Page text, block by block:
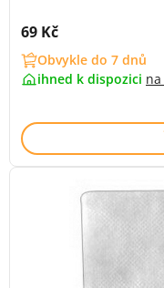
Cena s DPH:
69 Kč
Obvykle do 7 dnů
ihned k dispozici na